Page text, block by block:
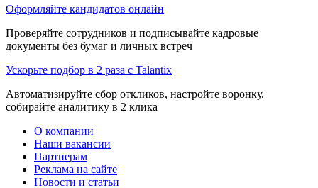
Оформляйте кандидатов онлайн
Проверяйте сотрудников и подписывайте кадровые
документы без бумаг и личных встреч
Ускорьте подбор в 2 раза с Talantix
Автоматизируйте сбор откликов, настройте воронку,
собирайте аналитику в 2 клика
О компании
Наши вакансии
Партнерам
Реклама на сайте
Новости и статьи